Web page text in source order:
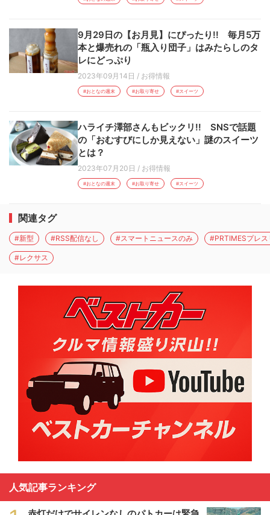
9月29日の【お月見】にぴったり!! 毎月5万
本と爆売れの「瓶入り団子」はみたらしのタ
レにどっぷり
2023年09月14日 / お得情報
#おとなの週末 #お取り寄せ #スイーツ
ハライチ澤部さんもビックリ!! SNSで話題
の「おむすびにしか見えない」謎のスイーツ
とは？
2023年07月20日 / お得情報
#おとなの週末 #お取り寄せ #スイーツ
関連タグ
#新型 #RSS配信なし #スマートニュースのみ #PRTIMESプレス
#レクサス
人気記事ランキング